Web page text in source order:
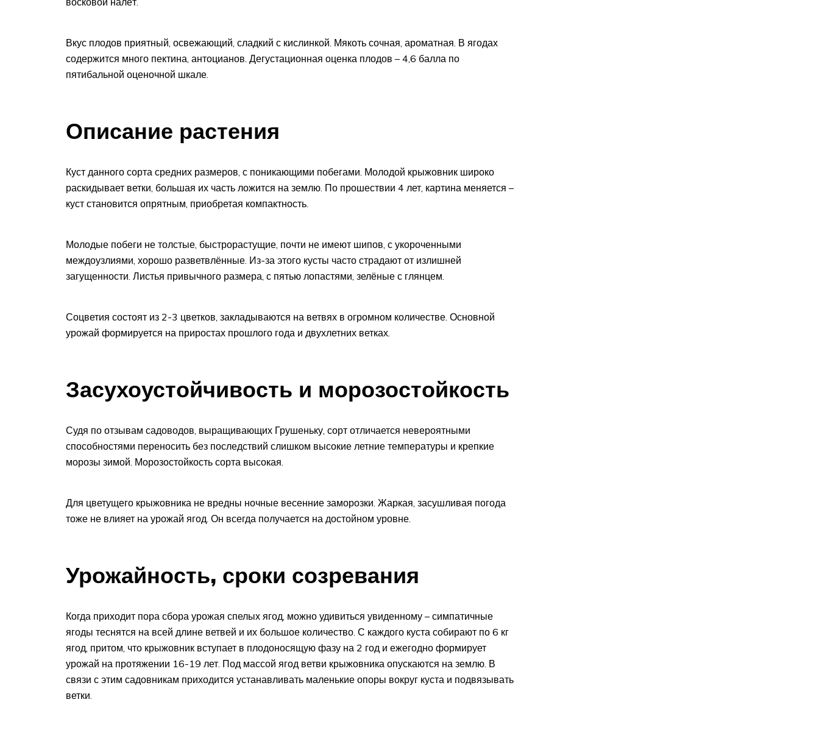
Вкус плодов приятный, освежающий, сладкий с кислинкой. Мякоть сочная, ароматная. В ягодах
содержится много пектина, антоцианов. Дегустационная оценка плодов – 4,6 балла по
пятибальной оценочной шкале.
Описание растения
Куст данного сорта средних размеров, с поникающими побегами. Молодой крыжовник широко
раскидывает ветки, большая их часть ложится на землю. По прошествии 4 лет, картина меняется –
куст становится опрятным, приобретая компактность.
Молодые побеги не толстые, быстрорастущие, почти не имеют шипов, с укороченными
междоузлиями, хорошо разветвлённые. Из-за этого кусты часто страдают от излишней
загущенности. Листья привычного размера, с пятью лопастями, зелёные с глянцем.
Соцветия состоят из 2-3 цветков, закладываются на ветвях в огромном количестве. Основной
урожай формируется на приростах прошлого года и двухлетних ветках.
Засухоустойчивость и морозостойкость
Судя по отзывам садоводов, выращивающих Грушеньку, сорт отличается невероятными
способностями переносить без последствий слишком высокие летние температуры и крепкие
морозы зимой. Морозостойкость сорта высокая.
Для цветущего крыжовника не вредны ночные весенние заморозки. Жаркая, засушливая погода
тоже не влияет на урожай ягод. Он всегда получается на достойном уровне.
Урожайность, сроки созревания
Когда приходит пора сбора урожая спелых ягод, можно удивиться увиденному – симпатичные
ягоды теснятся на всей длине ветвей и их большое количество. С каждого куста собирают по 6 кг
ягод, притом, что крыжовник вступает в плодоносящую фазу на 2 год и ежегодно формирует
урожай на протяжении 16-19 лет. Под массой ягод ветви крыжовника опускаются на землю. В
связи с этим садовникам приходится устанавливать маленькие опоры вокруг куста и подвязывать
ветки.